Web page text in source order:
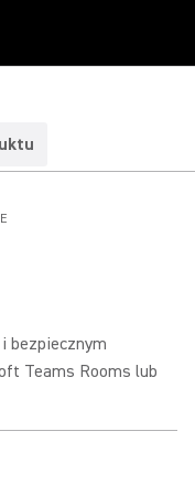
bezpiecznym
Teams Rooms lub